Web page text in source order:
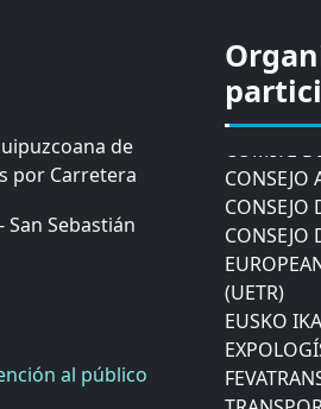
de
por Carretera
San Sebastián
al público
CÁMARA
CONSEJO
CONSEJO
CONSEJO
(UETR)
EUSKO